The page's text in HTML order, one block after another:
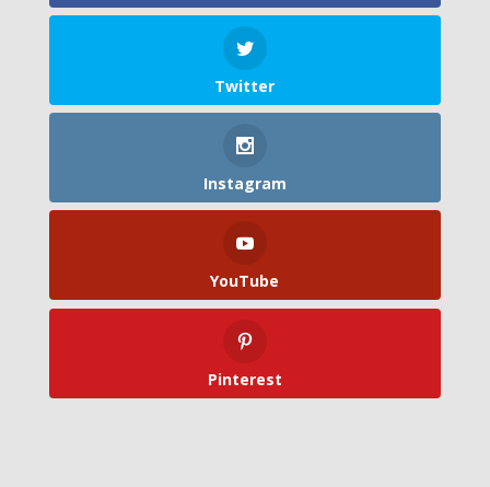
Twitter
Instagram
YouTube
Pinterest